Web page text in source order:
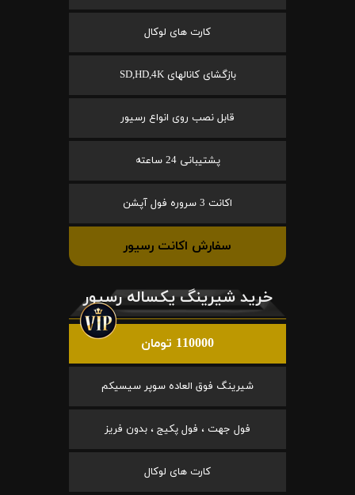
کارت های لوکال
بازگشای کانالهای SD,HD,4K
قابل نصب روی انواع رسیور
پشتیبانی 24 ساعته
اکانت 3 سروره فول آپشن
سفارش اکانت رسیور
خرید شیرینگ یکساله رسیور
110000 تومان
شیرینگ فوق العاده سوپر سیسیکم
فول جهت ، فول پکیج ، بدون فریز
کارت های لوکال